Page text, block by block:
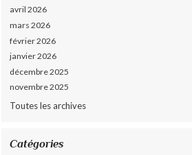
avril 2026
mars 2026
février 2026
janvier 2026
décembre 2025
novembre 2025
Toutes les archives
Catégories